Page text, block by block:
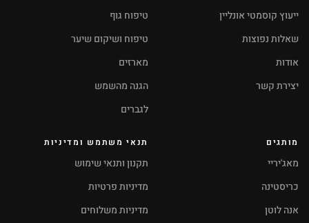
ייעוץ קוסמטי אונליין
שאלות נפוצות
אודות
יצירת קשר
טיפוח גוף
טיפוח ושיקום שיער
מארזים
הגנה מהשמש
לגברים
מותגים
מאג'יריי
כריסטינה
אנה לוטן
תנאי משתמש ומדיניות
תקנון ותנאי שימוש
מדיניות פרטיות
מדיניות משלוחים